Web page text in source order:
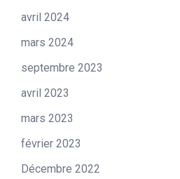
avril 2024
mars 2024
septembre 2023
avril 2023
mars 2023
février 2023
Décembre 2022